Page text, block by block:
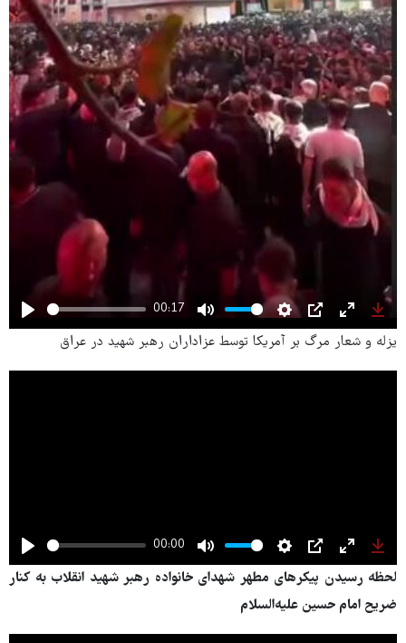
Play
00:17
Mute Settings
PIP Enter
یزله و شعار مرگ بر آمریکا توسط عزاداران رهبر شهید در عراق
Play
00:00
Mute Settings
PIP Enter
لحظه رسیدن پیکرهای مطهر شهدای خانواده رهبر شهید انقلاب به کنار
ضریح امام حسین علیه‌السلام